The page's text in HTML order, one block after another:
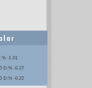
-1.01
D:% -0.27
D:% -0.22